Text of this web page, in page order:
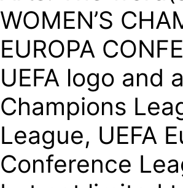
WOMEN’S
EUROPA
UEFA logo and
Champions
League, UEFA
Conference